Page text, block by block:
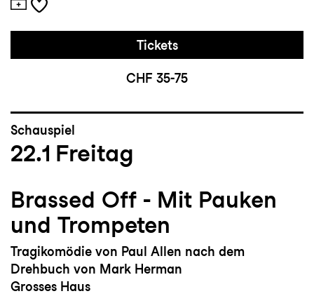
Tickets
CHF 35-75
Schauspiel
22.1 Freitag
Brassed Off - Mit Pauken
und Trompeten
Tragikomödie von Paul Allen nach dem
Drehbuch von Mark Herman
Grosses Haus